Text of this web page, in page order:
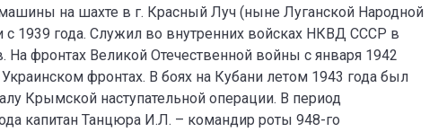
на шахте в г. Красный Луч (ныне Луганской Народной
с 1939 года. Служил во внутренних войсках НКВД СССР в
фронтах Великой Отечественной войны с января 1942
фронтах. В боях на Кубани летом 1943 года был
Крымской наступательной операции. В период
капитан Танцюра И.Л. – командир роты 948-го